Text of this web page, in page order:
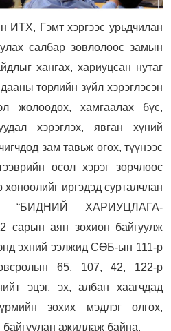
ИТХ, Гэмт хэргээс урьдчилан
салбар зөвлөлөөс замын
хангах, хариуцсан нутаг
төрлийн зүйл хэрэглэсэн
жолоодох, хамгаалах бүс,
хэрэглэх, явган хүний
зам тавьж өгөх, түүнээс
осол хэрэг зөрчлөөс
хөнөөлийг иргэдэд сурталчлан
“БИДНИЙ ХАРИУЦЛАГА-
аян зохион байгуулж
эхний ээлжид СӨБ-ын 111-р
65, 107, 42, 122-р
эцэг, эх, албан хаагчдад
зохих мэдлэг олгох,
байгуулан ажиллаж байна.